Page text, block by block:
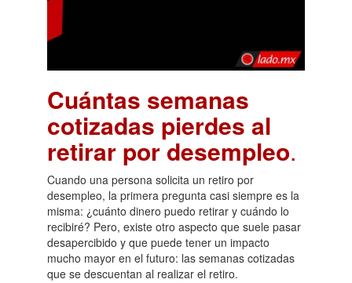
Cuántas semanas
cotizadas pierdes al
retirar por desempleo.
Cuando una persona solicita un retiro por
desempleo, la primera pregunta casi siempre es la
misma: ¿cuánto dinero puedo retirar y cuándo lo
recibiré? Pero, existe otro aspecto que suele pasar
desapercibido y que puede tener un impacto
mucho mayor en el futuro: las semanas cotizadas
que se descuentan al realizar el retiro.